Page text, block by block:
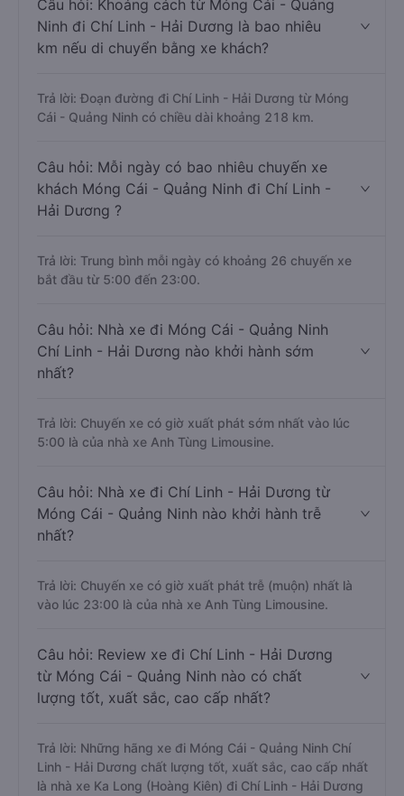
Câu hỏi: Khoảng cách từ Móng Cái - Quảng
Ninh đi Chí Linh - Hải Dương là bao nhiêu
km nếu di chuyển bằng xe khách?
Trả lời: Đoạn đường đi Chí Linh - Hải Dương từ Móng
Cái - Quảng Ninh có chiều dài khoảng 218 km.
Câu hỏi: Mỗi ngày có bao nhiêu chuyến xe
khách Móng Cái - Quảng Ninh đi Chí Linh -
Hải Dương ?
Trả lời: Trung bình mỗi ngày có khoảng 26 chuyến xe
bắt đầu từ 5:00 đến 23:00.
Câu hỏi: Nhà xe đi Móng Cái - Quảng Ninh
Chí Linh - Hải Dương nào khởi hành sớm
nhất?
Trả lời: Chuyến xe có giờ xuất phát sớm nhất vào lúc
5:00 là của nhà xe Anh Tùng Limousine.
Câu hỏi: Nhà xe đi Chí Linh - Hải Dương từ
Móng Cái - Quảng Ninh nào khởi hành trễ
nhất?
Trả lời: Chuyến xe có giờ xuất phát trễ (muộn) nhất là
vào lúc 23:00 là của nhà xe Anh Tùng Limousine.
Câu hỏi: Review xe đi Chí Linh - Hải Dương
từ Móng Cái - Quảng Ninh nào có chất
lượng tốt, xuất sắc, cao cấp nhất?
Trả lời: Những hãng xe đi Móng Cái - Quảng Ninh Chí
Linh - Hải Dương chất lượng tốt, xuất sắc, cao cấp nhất
là nhà xe Ka Long (Hoàng Kiên) đi Chí Linh - Hải Dương